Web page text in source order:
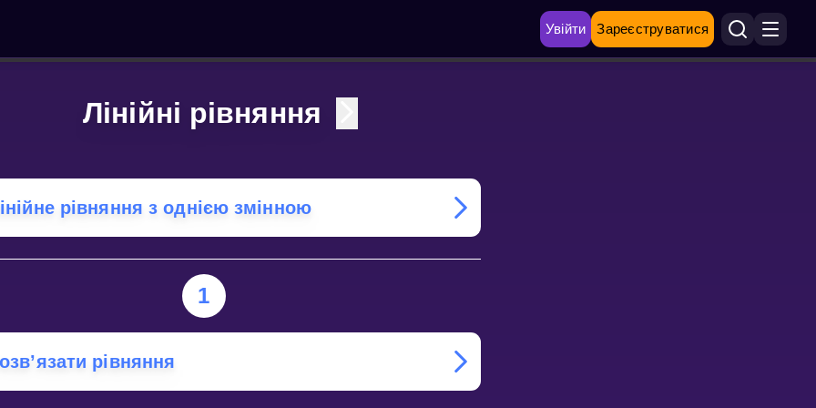
Увійти Зареєструватися
Лінійні рівняння
рівняння з однією змінною
1
рівняння